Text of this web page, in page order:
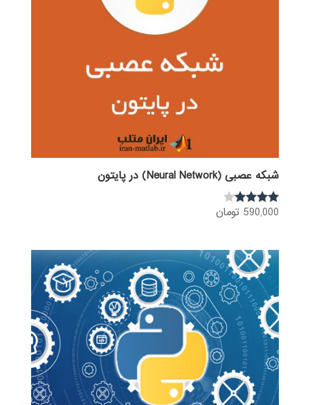
شبکه عصبی (Neural Network) در پایتون
نمره
590,000 تومان